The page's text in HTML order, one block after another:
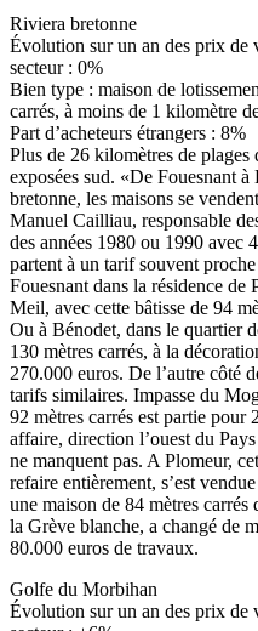
Riviera bretonne
Évolution sur un an des prix de
secteur : 0%
Bien type : maison de
carrés, à moins de 1 kilomètre
Part d’acheteurs étrangers : 8%
Plus de 26 kilomètres de
exposées sud. «De Fouesnant
bretonne, les maisons se
Manuel Cailliau, responsable
des années 1980 ou 1990 avec
partent à un tarif souvent
Fouesnant dans la résidence de
Meil, avec cette bâtisse de 94
Ou à Bénodet, dans le quartier
130 mètres carrés, à la
270.000 euros. De l’autre côté
tarifs similaires. Impasse du
92 mètres carrés est partie pour
affaire, direction l’ouest du
ne manquent pas. A Plomeur,
refaire entièrement, s’est
une maison de 84 mètres
la Grève blanche, a changé de
80.000 euros de travaux.
Golfe du Morbihan
Évolution sur un an des prix de